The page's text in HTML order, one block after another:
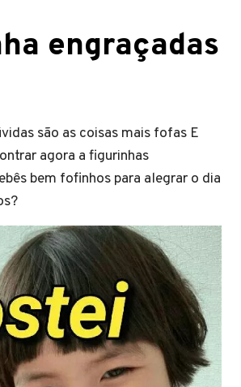
engraçadas
são as coisas mais fofas E
agora a figurinhas
bem fofinhos para alegrar o dia